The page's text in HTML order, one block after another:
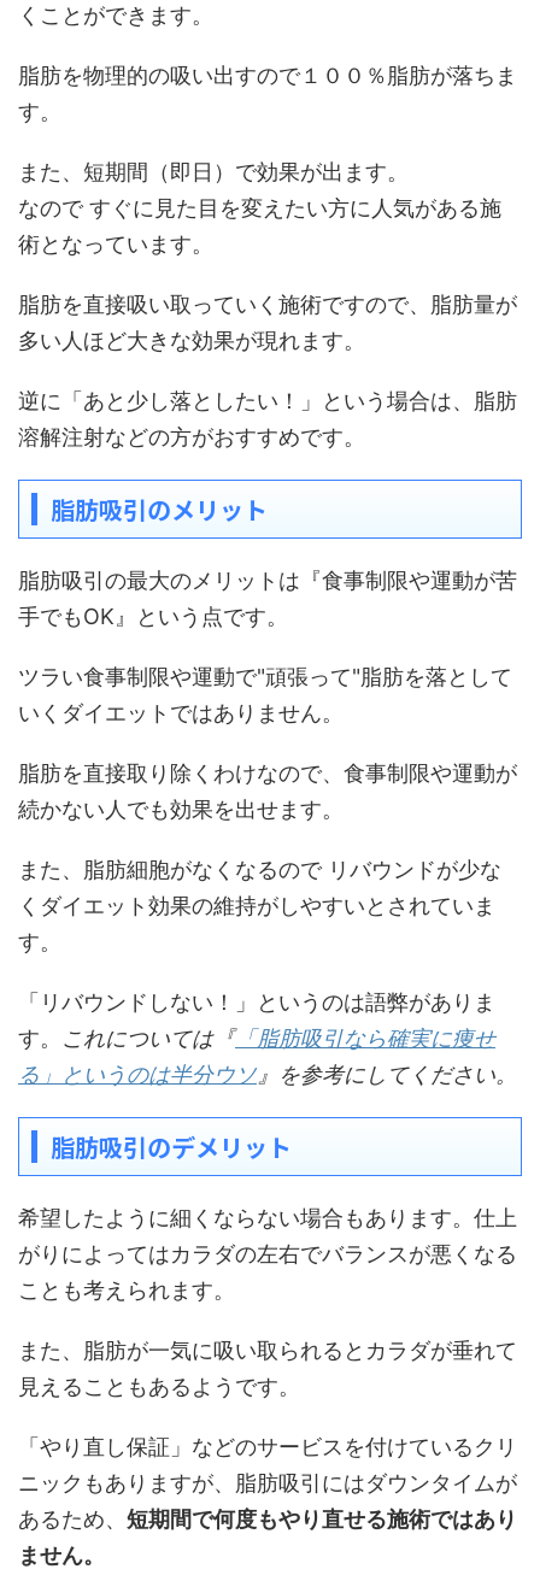
くことができます。
脂肪を物理的の吸い出すので１００％脂肪が落ちま
す。
また、短期間（即日）で効果が出ます。
なので すぐに見た目を変えたい方に人気がある施
術となっています。
脂肪を直接吸い取っていく施術ですので、脂肪量が
多い人ほど大きな効果が現れます。
逆に「あと少し落としたい！」という場合は、脂肪
溶解注射などの方がおすすめです。
脂肪吸引のメリット
脂肪吸引の最大のメリットは『食事制限や運動が苦
手でもOK』という点です。
ツラい食事制限や運動で"頑張って"脂肪を落として
いくダイエットではありません。
脂肪を直接取り除くわけなので、食事制限や運動が
続かない人でも効果を出せます。
また、脂肪細胞がなくなるので リバウンドが少な
くダイエット効果の維持がしやすいとされていま
す。
「リバウンドしない！」というのは語弊がありま
す。 これについては『「脂肪吸引なら確実に痩せ
る」というのは半分ウソ 』を参考にしてください。
脂肪吸引のデメリット
希望したように細くならない場合もあります。仕上
がりによってはカラダの左右でバランスが悪くなる
ことも考えられます。
また、脂肪が一気に吸い取られるとカラダが垂れて
見えることもあるようです。
「やり直し保証」などのサービスを付けているクリ
ニックもありますが、脂肪吸引にはダウンタイムが
あるため、 短期間で何度もやり直せる施術ではあり
ません。